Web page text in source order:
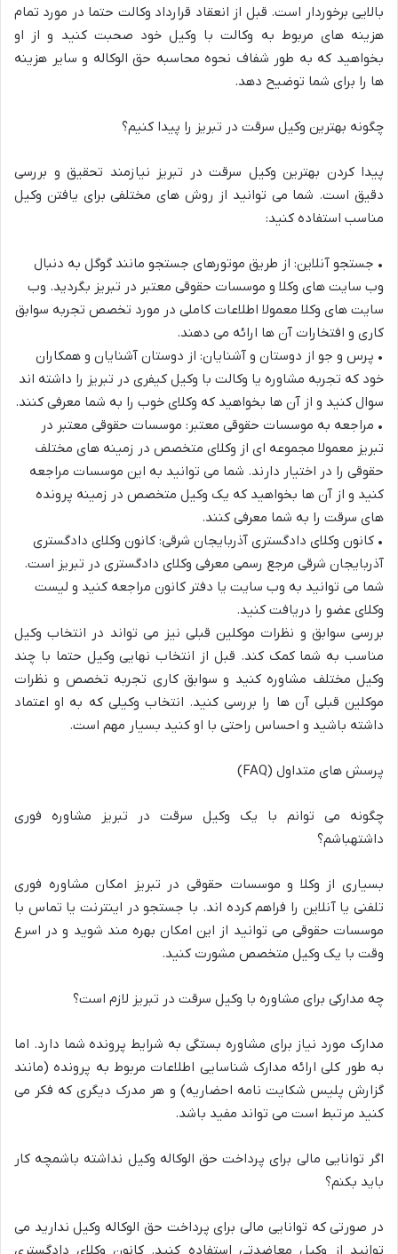
بالایی برخوردار است. قبل از انعقاد قرارداد وکالت حتما در مورد تمام
هزینه های مربوط به وکالت با وکیل خود صحبت کنید و از او
بخواهید که به طور شفاف نحوه محاسبه حق الوکاله و سایر هزینه
ها را برای شما توضیح دهد.
چگونه بهترین وکیل سرقت در تبریز را پیدا کنیم؟
پیدا کردن بهترین وکیل سرقت در تبریز نیازمند تحقیق و بررسی
دقیق است. شما می توانید از روش های مختلفی برای یافتن وکیل
مناسب استفاده کنید:
• جستجو آنلاین: از طریق موتورهای جستجو مانند گوگل به دنبال
وب سایت های وکلا و موسسات حقوقی معتبر در تبریز بگردید. وب
سایت های وکلا معمولا اطلاعات کاملی در مورد تخصص تجربه سوابق
کاری و افتخارات آن ها ارائه می دهند.
• پرس و جو از دوستان و آشنایان: از دوستان آشنایان و همکاران
خود که تجربه مشاوره یا وکالت با وکیل کیفری در تبریز را داشته اند
سوال کنید و از آن ها بخواهید که وکلای خوب را به شما معرفی کنند.
• مراجعه به موسسات حقوقی معتبر: موسسات حقوقی معتبر در
تبریز معمولا مجموعه ای از وکلای متخصص در زمینه های مختلف
حقوقی را در اختیار دارند. شما می توانید به این موسسات مراجعه
کنید و از آن ها بخواهید که یک وکیل متخصص در زمینه پرونده
های سرقت را به شما معرفی کنند.
• کانون وکلای دادگستری آذربایجان شرقی: کانون وکلای دادگستری
آذربایجان شرقی مرجع رسمی معرفی وکلای دادگستری در تبریز است.
شما می توانید به وب سایت یا دفتر کانون مراجعه کنید و لیست
وکلای عضو را دریافت کنید.
بررسی سوابق و نظرات موکلین قبلی نیز می تواند در انتخاب وکیل
مناسب به شما کمک کند. قبل از انتخاب نهایی وکیل حتما با چند
وکیل مختلف مشاوره کنید و سوابق کاری تجربه تخصص و نظرات
موکلین قبلی آن ها را بررسی کنید. انتخاب وکیلی که به او اعتماد
داشته باشید و احساس راحتی با او کنید بسیار مهم است.
پرسش های متداول (FAQ)
چگونه می توانم با یک وکیل سرقت در تبریز مشاوره فوری
داشتهباشم؟
بسیاری از وکلا و موسسات حقوقی در تبریز امکان مشاوره فوری
تلفنی یا آنلاین را فراهم کرده اند. با جستجو در اینترنت یا تماس با
موسسات حقوقی می توانید از این امکان بهره مند شوید و در اسرع
وقت با یک وکیل متخصص مشورت کنید.
چه مدارکی برای مشاوره با وکیل سرقت در تبریز لازم است؟
مدارک مورد نیاز برای مشاوره بستگی به شرایط پرونده شما دارد. اما
به طور کلی ارائه مدارک شناسایی اطلاعات مربوط به پرونده (مانند
گزارش پلیس شکایت نامه احضاریه) و هر مدرک دیگری که فکر می
کنید مرتبط است می تواند مفید باشد.
اگر توانایی مالی برای پرداخت حق الوکاله وکیل نداشته باشمچه کار
باید بکنم؟
در صورتی که توانایی مالی برای پرداخت حق الوکاله وکیل ندارید می